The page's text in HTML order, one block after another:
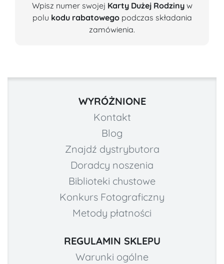
Wpisz numer swojej Karty Dużej Rodzinyw
polu kodu rabatowegopodczas składania
zamówienia.
WYRÓŻNIONE
Kontakt
Blog
Znajdź dystrybutora
Doradcy noszenia
Biblioteki chustowe
Konkurs Fotograficzny
Metody płatności
REGULAMIN SKLEPU
Warunki ogólne